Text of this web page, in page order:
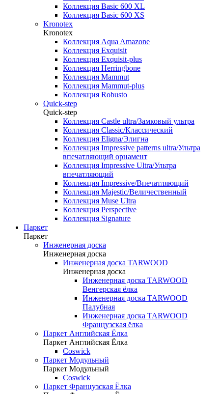
Коллекция Basic 600 ХL
Коллекция Basic 600 ХS
Kronotex
Kronotex
Коллекция Aqua Amazone
Коллекция Exquisit
Коллекция Exquisit-plus
Коллекция Herringbone
Коллекция Mammut
Коллекция Mammut-plus
Коллекция Robusto
Quick-step
Quick-step
Коллекция Castle ultra/Замковый ультра
Коллекция Classic/Классический
Коллекция Eligna/Элигна
Коллекция Impressive patterns ultra/Ультра
впечатляющий орнамент
Коллекция Impressive Ultra/Ультра
впечатляющий
Коллекция Impressive/Впечатляющий
Коллекция Majestic/Величественный
Коллекция Muse Ultra
Коллекция Perspective
Коллекция Signature
Паркет
Паркет
Инженерная доска
Инженерная доска
Инженерная доска TARWOOD
Инженерная доска
Инженерная доска TARWOOD
Венгерская ёлка
Инженерная доска TARWOOD
Палубная
Инженерная доска TARWOOD
Французская ёлка
Паркет Английская Ёлка
Паркет Английская Ёлка
Coswick
Паркет Модульный
Паркет Модульный
Coswick
Паркет Французская Ёлка